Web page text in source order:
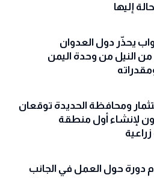
إليها
يحذّّر دول العدوان
من النيل من وحدة اليمن
ومحافظة الحديدة توقعان
لإنشاء أول منطقة
دورة حول العمل في الجانب